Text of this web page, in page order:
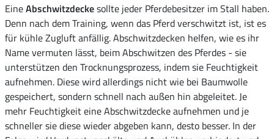
EineAbschwitzdeckesollte jeder Pferdebesitzer im Stall haben.
Denn nach dem Training, wenn das Pferd verschwitzt ist, ist es
für kühle Zugluft anfällig. Abschwitzdecken helfen, wie es ihr
Name vermuten lässt, beim Abschwitzen des Pferdes - sie
unterstützen den Trocknungsprozess, indem sie Feuchtigkeit
aufnehmen. Diese wird allerdings nicht wie bei Baumwolle
gespeichert, sondern schnell nach außen hin abgeleitet. Je
mehr Feuchtigkeit eine Abschwitzdecke aufnehmen und je
schneller sie diese wieder abgeben kann, desto besser. In der